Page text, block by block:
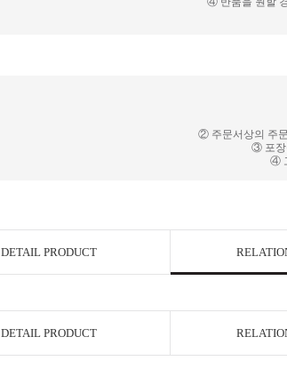
② 주문서상의 주
③ 포장
④
DETAIL PRODUCT
DETAIL PRODUCT